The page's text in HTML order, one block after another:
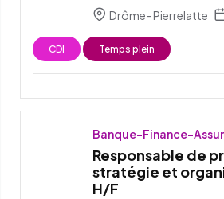
Drôme- Pierrelatte
CDI Temps plein
Banque-Finance-
Responsable de
stratégie et
H/F